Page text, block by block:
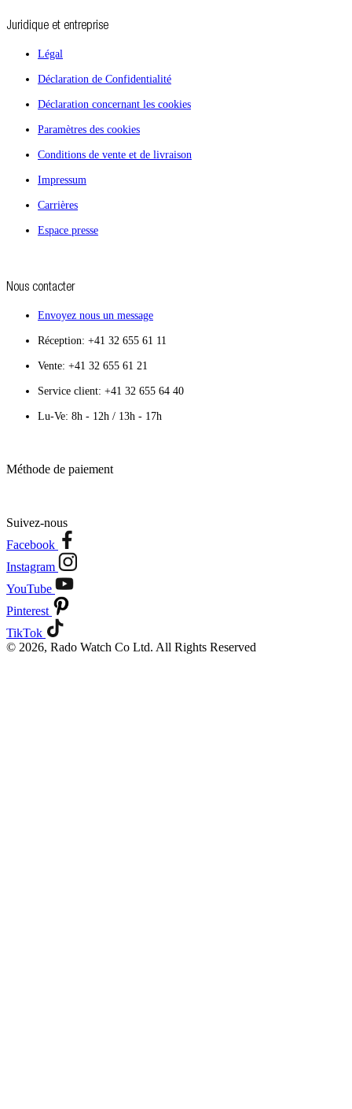
Juridique et entreprise
Légal
Déclaration de Confidentialité
Déclaration concernant les cookies
Paramètres des cookies
Conditions de vente et de livraison
Impressum
Carrières
Espace presse
Nous contacter
Envoyez nous un message
Réception: +41 32 655 61 11
Vente: +41 32 655 61 21
Service client: +41 32 655 64 40
Lu-Ve: 8h - 12h / 13h - 17h
Méthode de paiement
Suivez-nous
Facebook
Instagram
YouTube
Pinterest
TikTok
© 2026, Rado Watch Co Ltd. All Rights Reserved